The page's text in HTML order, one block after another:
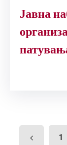
Јавна
1